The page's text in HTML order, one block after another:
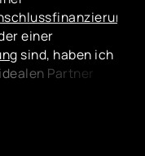
einer
sind, haben ich
Partner
Ihnen dank der
langjährigen